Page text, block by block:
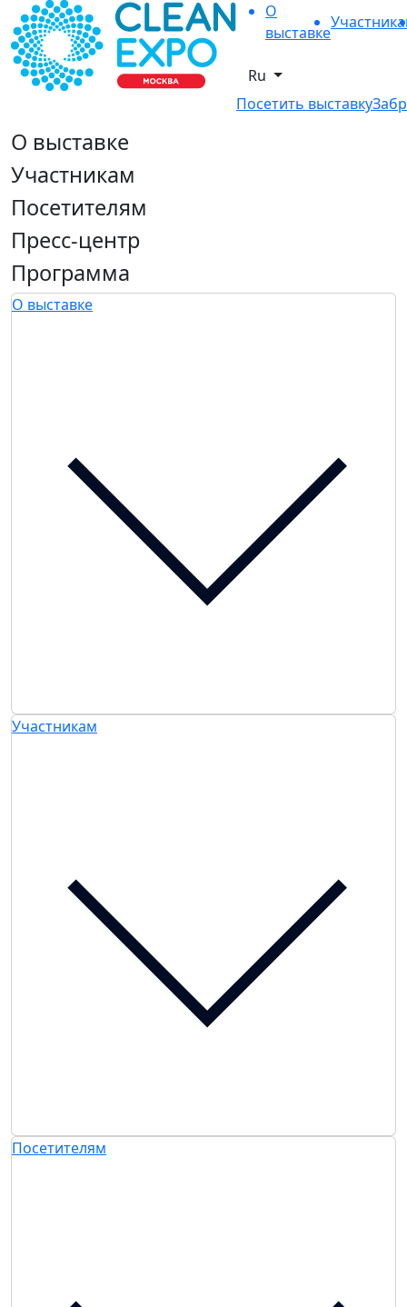
О
выставке
Ru
Посетить выставку
О выставке
Участникам
Посетителям
Пресс-центр
Программа
О выставке
Участникам
Посетителям